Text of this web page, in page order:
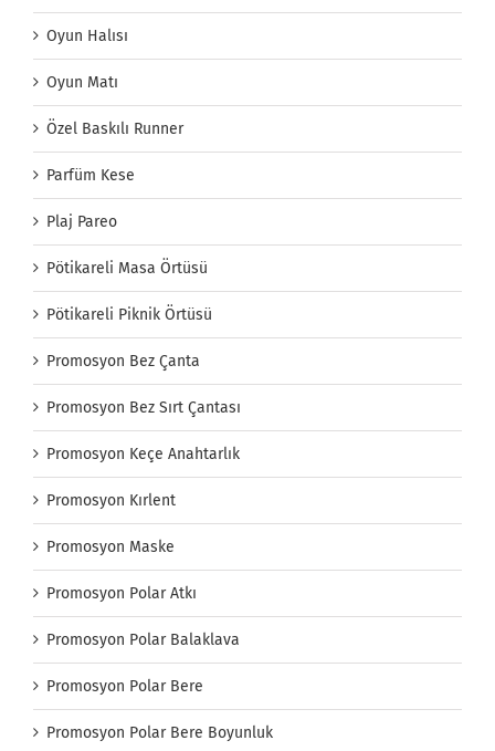
Oyun Halısı
Oyun Matı
Özel Baskılı Runner
Parfüm Kese
Plaj Pareo
Pötikareli Masa Örtüsü
Pötikareli Piknik Örtüsü
Promosyon Bez Çanta
Promosyon Bez Sırt Çantası
Promosyon Keçe Anahtarlık
Promosyon Kırlent
Promosyon Maske
Promosyon Polar Atkı
Promosyon Polar Balaklava
Promosyon Polar Bere
Promosyon Polar Bere Boyunluk